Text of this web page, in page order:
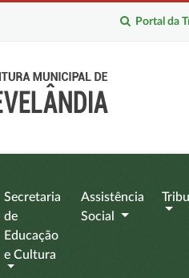
Portal da
Secretaria
de
Educação
e Cultura
Assistência
Social